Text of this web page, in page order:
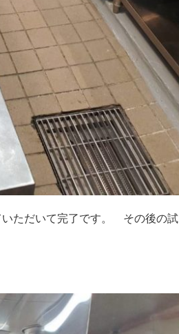
いただいて完了です。 その後の試